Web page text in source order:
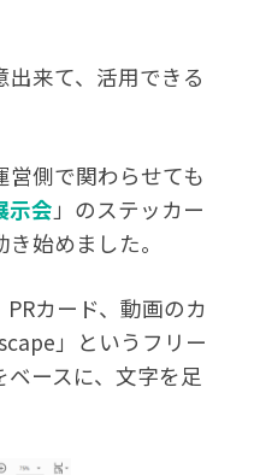
来て、活用できる
営側で関わらせても
示会」のステッカー
始めました。
カード、動画のカ
」というフリー
ースに、文字を足